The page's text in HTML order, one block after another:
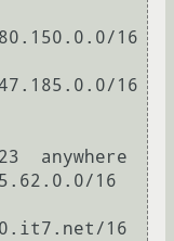
16
16
anywhere
16
16